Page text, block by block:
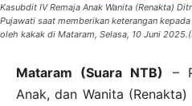
Kasubdit IV Remaja Anak Wanita (Renakta)
Pujawati saat memberikan keterangan
oleh kakak di Mataram, Selasa, 10 Juni
Mataram (Suara NTB)
–
Anak, dan Wanita